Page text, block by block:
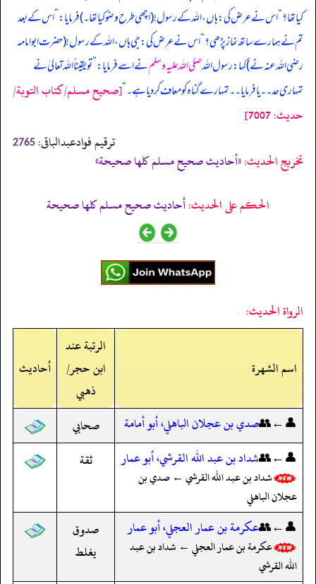
کیا تھا؟“اس نے عرض کی: ہاں، اللہ کے رسول! (اچھی طرح وضو کیا تھا۔) فرمایا:”اس کے بعد
تم نے ہمارے ساتھ نماز پڑھی؟“اس نے عرض کی: جی ہاں، اللہ کے رسول! (حضرت ابوامامہ
رضی اللہ عنہ نے) کہا: رسول اللہصلی اللہ علیہ وسلمنے اسے فرمایا:”تو یقیناً اللہ تعالیٰ نے
تمہاری حد۔۔ یا فرمایا۔۔ تمہارے گناہ کو معاف کر دیا ہے۔“[صحيح مسلم/كتاب التوبة/
حدیث: 7007]
ترقیم فوادعبدالباقی: 2765
تخریج الحدیث:«أحاديث صحيح مسلم كلها صحيحة»
الحكم على الحديث:أحاديث صحيح مسلم كلها صحيحة
الرواة الحديث:
اسم الشهرة
الرتبة عند
ابن حجر/
ذهبي
أحاديث
👤←👥صدي بن عجلان الباهلي، أبو أمامة
صحابي
👤←👥شداد بن عبد الله القرشي، أبو عمار
شداد بن عبد الله القرشي ← صدي بن
عجلان الباهلي
ثقة
👤←👥عكرمة بن عمار العجلي، أبو عمار
عكرمة بن عمار العجلي ← شداد بن عبد
الله القرشي
صدوق
يغلط